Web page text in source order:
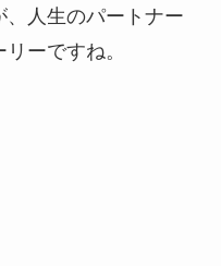
人生のパートナー
ーですね。